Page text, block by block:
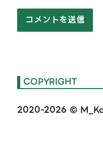
COPYRIGHT
2020-2026 ©